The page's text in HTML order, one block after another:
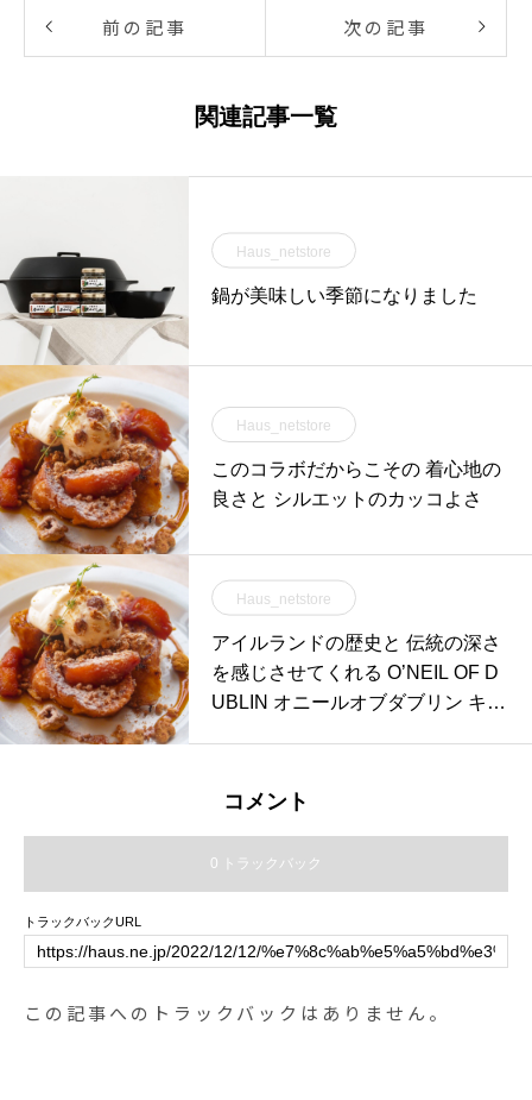
前の記事 次の記事
関連記事一覧
Haus_netstore
鍋が美味しい季節になりました
Haus_netstore
このコラボだからこその 着心地の
良さと シルエットのカッコよさ
Haus_netstore
アイルランドの歴史と 伝統の深さ
を感じさせてくれる O’NEIL OF D
UBLIN オニールオブダブリン キル
コメント
0 トラックバック
トラックバックURL
この記事へのトラックバックはありません。